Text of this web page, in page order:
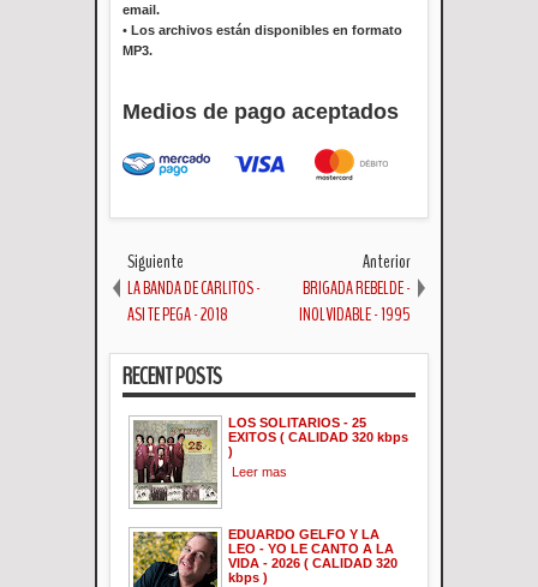
email.
• Los archivos están disponibles en formato
MP3.
Medios de pago aceptados
Siguiente
LA BANDA DE CARLITOS -
ASI TE PEGA - 2018
Anterior
BRIGADA REBELDE -
INOLVIDABLE - 1995
RECENT POSTS
LOS SOLITARIOS - 25
EXITOS ( CALIDAD 320 kbps
)
Leer mas
EDUARDO GELFO Y LA
LEO - YO LE CANTO A LA
VIDA - 2026 ( CALIDAD 320
kbps )